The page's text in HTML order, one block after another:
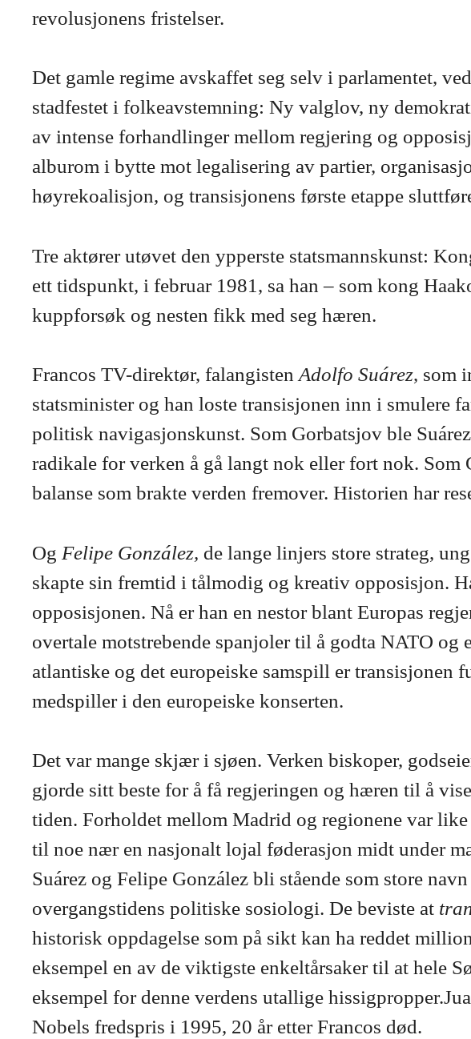
revolusjonens fristelser.
Det gamle regime avskaffet seg selv i parlamentet,
stadfestet i folkeavstemning: Ny valglov, ny
av intense forhandlinger mellom regjering og
alburom i bytte mot legalisering av partier,
høyrekoalisjon, og transisjonens første etappe
Tre aktører utøvet den ypperste statsmannskunst:
ett tidspunkt, i februar 1981, sa han – som kong
kuppforsøk og nesten fikk med seg hæren.
Francos TV-direktør, falangisten Adolfo Suárez, som
statsminister og han loste transisjonen inn i smulere
politisk navigasjonskunst. Som Gorbatsjov ble
radikale for verken å gå langt nok eller fort nok.
balanse som brakte verden fremover. Historien har
Og Felipe González, de lange linjers store strateg,
skapte sin fremtid i tålmodig og kreativ opposisjon.
opposisjonen. Nå er han en nestor blant Europas
overtale motstrebende spanjoler til å godta NATO
atlantiske og det europeiske samspill er transisjonen
medspiller i den europeiske konserten.
Det var mange skjær i sjøen. Verken biskoper,
gjorde sitt beste for å få regjeringen og hæren til å
tiden. Forholdet mellom Madrid og regionene var
til noe nær en nasjonalt lojal føderasjon midt under
Suárez og Felipe González bli stående som store
overgangstidens politiske sosiologi. De beviste at
historisk oppdagelse som på sikt kan ha reddet
eksempel en av de viktigste enkeltårsaker til at hele
eksempel for denne verdens utallige
Nobels fredspris i 1995, 20 år etter Francos død.